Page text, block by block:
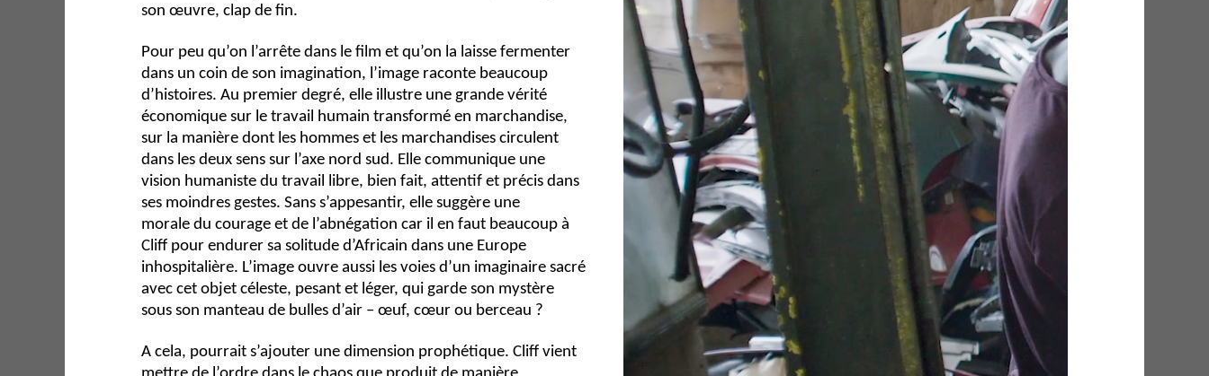
son œuvre, clap de fin.
Pour peu qu’on l’arrête dans le film et qu’on la laisse fermenter
dans un coin de son imagination, l’image raconte beaucoup
d’histoires. Au premier degré, elle illustre une grande vérité
économique sur le travail humain transformé en marchandise,
sur la manière dont les hommes et les marchandises circulent
dans les deux sens sur l’axe nord sud. Elle communique une
vision humaniste du travail libre, bien fait, attentif et précis dans
ses moindres gestes. Sans s’appesantir, elle suggère une
morale du courage et de l’abnégation car il en faut beaucoup à
Cliff pour endurer sa solitude d’Africain dans une Europe
inhospitalière. L’image ouvre aussi les voies d’un imaginaire sacré
avec cet objet céleste, pesant et léger, qui garde son mystère
sous son manteau de bulles d’air – œuf, cœur ou berceau ?
A cela, pourrait s’ajouter une dimension prophétique. Cliff vient